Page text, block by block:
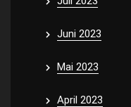
Juni 2023
Mai 2023
April 2023